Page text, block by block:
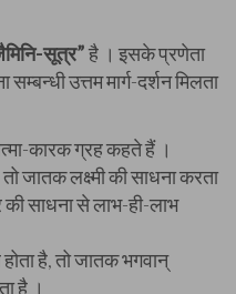
सूत्र”है । इसके प्रणेता
उत्तम मार्ग-दर्शन मिलता
कारक ग्रह कहते हैं ।
जातक लक्ष्मी की साधना करता
साधना से लाभ-ही-लाभ
है, तो जातक भगवान्
है ।